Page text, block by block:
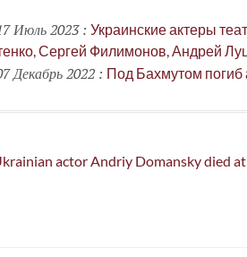
Июль 2023: Украинские актеры
Сергей Филимонов, Андрей
Декабрь 2022: Под Бахмутом погиб
actor Andriy Domansky died